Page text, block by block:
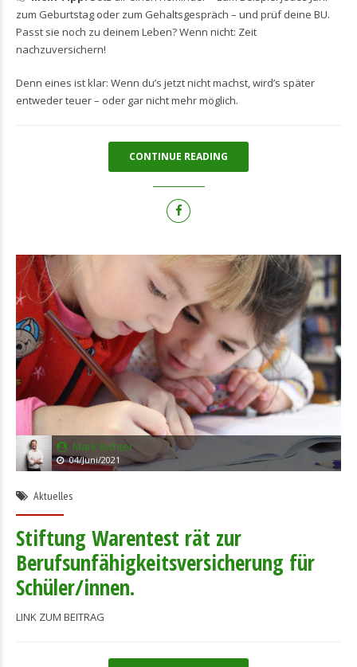
zum Geburtstag oder zum Gehaltsgespräch – und prüf deine BU.
Passt sie noch zu deinem Leben? Wenn nicht: Zeit
nachzuversichern!
Denn eines ist klar: Wenn du’s jetzt nicht machst, wird’s später
entweder teuer – oder gar nicht mehr möglich.
CONTINUE READING
Mark Richter
04/Juni/2021
Aktuelles
Stiftung Warentest rät zur
Berufsunfähigkeitsversicherung für
Schüler/innen.
LINK ZUM BEITRAG